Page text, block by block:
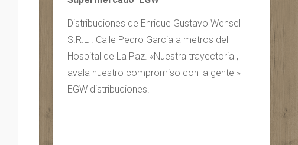
Distribuciones de Enrique Gustavo Wensel
S.R.L . Calle Pedro Garcia a metros del
Hospital de La Paz. «Nuestra trayectoria ,
avala nuestro compromiso con la gente »
EGW distribuciones!